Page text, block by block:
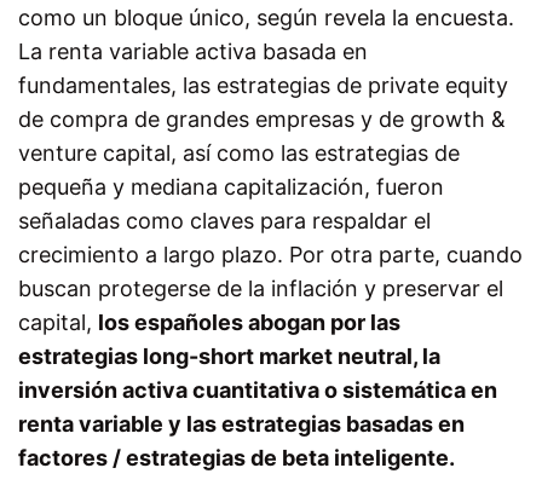
como un bloque único, según revela la encuesta.
La renta variable activa basada en
fundamentales, las estrategias de private equity
de compra de grandes empresas y de growth &
venture capital, así como las estrategias de
pequeña y mediana capitalización, fueron
señaladas como claves para respaldar el
crecimiento a largo plazo. Por otra parte, cuando
buscan protegerse de la inflación y preservar el
capital, los españoles abogan por las
estrategias long-short market neutral, la
inversión activa cuantitativa o sistemática en
renta variable y las estrategias basadas en
factores / estrategias de beta inteligente.